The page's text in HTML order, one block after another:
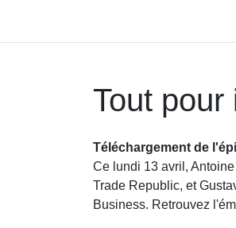
Tout pour
Téléchargement de
Ce lundi 13 avril,
Trade Republic, et
Business. Retrouvez